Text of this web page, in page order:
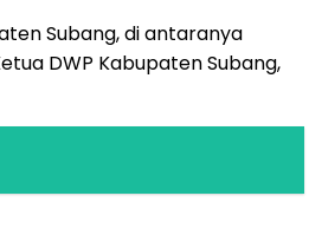
Subang, di antaranya
DWP Kabupaten Subang,